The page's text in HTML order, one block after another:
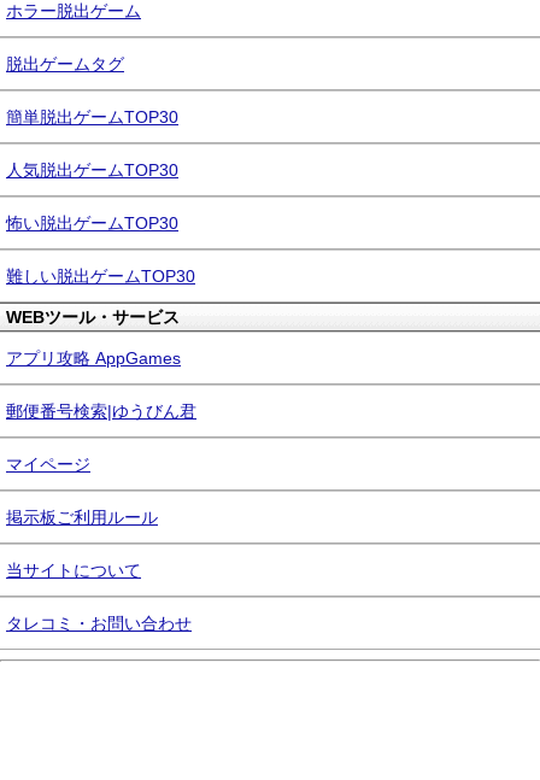
ホラー脱出ゲーム
脱出ゲームタグ
簡単脱出ゲームTOP30
人気脱出ゲームTOP30
怖い脱出ゲームTOP30
難しい脱出ゲームTOP30
WEBツール・サービス
アプリ攻略 AppGames
郵便番号検索|ゆうびん君
マイページ
掲示板ご利用ルール
当サイトについて
タレコミ・お問い合わせ